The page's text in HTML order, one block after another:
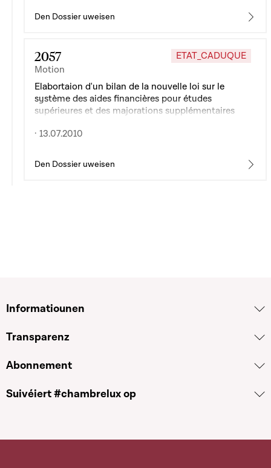
Den Dossier uweisen
2057
Motion
ETAT_CADUQUE
Elabortaion d'un bilan de la nouvelle loi sur le
système des aides financières pour études
supérieures et des majorations supplémentaires
· 13.07.2010
Den Dossier uweisen
Informatiounen
Transparenz
Abonnement
Suivéiert #chambrelux op